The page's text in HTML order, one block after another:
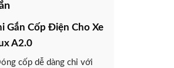
Gắn Cốp Điện Cho Xe
A2.0
cốp dễ dàng chỉ với